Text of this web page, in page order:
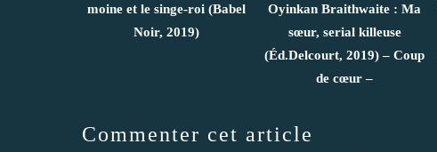
moine et le singe-roi (Babel
Noir, 2019)
Oyinkan Braithwaite : Ma
sœur, serial killeuse
(Éd.Delcourt, 2019) – Coup
de cœur –
Commenter cet article